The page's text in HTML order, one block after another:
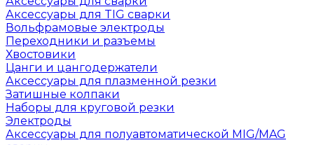
Аксессуары для TIG сварки
Вольфрамовые электроды
Переходники и разъемы
Хвостовики
Цанги и цангодержатели
Аксессуары для плазменной резки
Затишные колпаки
Наборы для круговой резки
Электроды
Аксессуары для полуавтоматической MIG/MAG